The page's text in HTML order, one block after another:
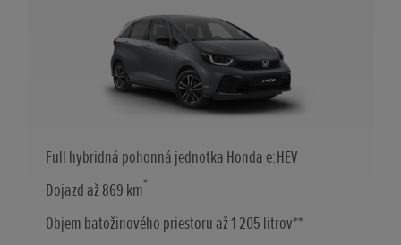
Full hybridná pohonná jednotka Honda e:HEV
Dojazd až 869 km*
Objem batožinového priestoru až 1 205 litrov**